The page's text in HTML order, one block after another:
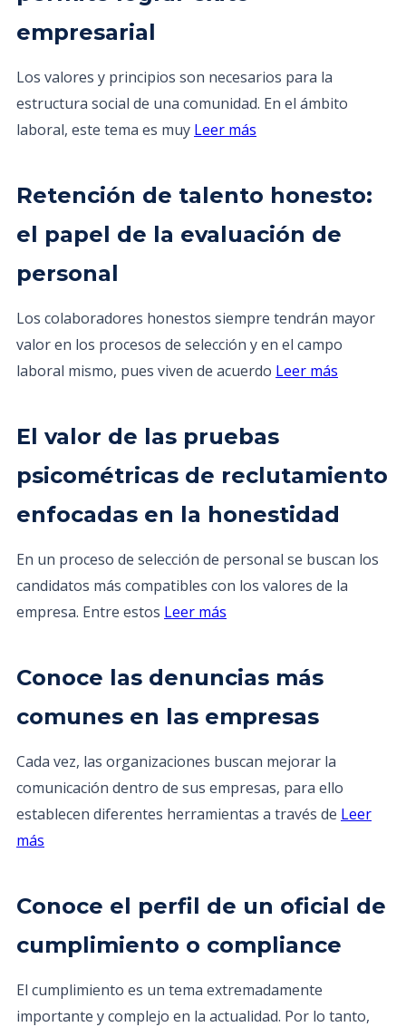
empresarial
Los valores y principios son necesarios para la
estructura social de una comunidad. En el ámbito
laboral, este tema es muy Leer más
Retención de talento honesto:
el papel de la evaluación de
personal
Los colaboradores honestos siempre tendrán mayor
valor en los procesos de selección y en el campo
laboral mismo, pues viven de acuerdo Leer más
El valor de las pruebas
psicométricas de reclutamiento
enfocadas en la honestidad
En un proceso de selección de personal se buscan los
candidatos más compatibles con los valores de la
empresa. Entre estos Leer más
Conoce las denuncias más
comunes en las empresas
Cada vez, las organizaciones buscan mejorar la
comunicación dentro de sus empresas, para ello
establecen diferentes herramientas a través de Leer
más
Conoce el perfil de un oficial de
cumplimiento o compliance
El cumplimiento es un tema extremadamente
importante y complejo en la actualidad. Por lo tanto,